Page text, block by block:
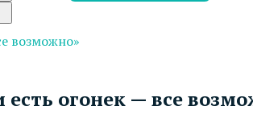
возможно»
огонек — все